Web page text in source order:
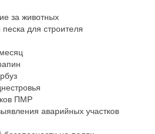
за животных
для строителя
ПМР
аварийных участков